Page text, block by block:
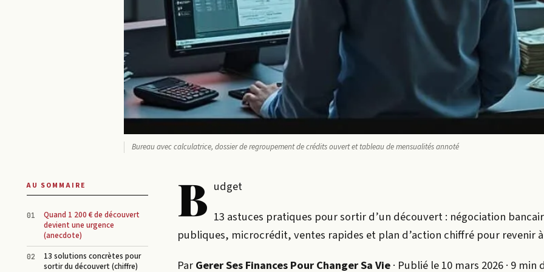
Bureau avec calculatrice, dossier de regroupement de crédits ouvert et tableau de mensualités annoté
AU SOMMAIRE
Quand 1 200 € de découvert
devient une urgence
(anecdote)
13 solutions concrètes pour
sortir du découvert (chiffre)
B udget
13 astuces pratiques pour sortir d’un découvert : négociation
publiques, microcrédit, ventes rapides et plan d’action chiffré pour revenir
ParGerer Ses Finances Pour Changer Sa Vie· Publié le 10 mars 2026 · 9